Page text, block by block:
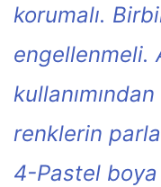
korumalı.
engellenmeli.
kullanımından
renklerin
4-Pastel